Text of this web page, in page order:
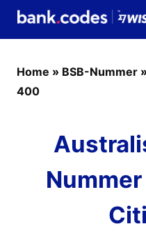
Home » BSB-Nummer »
400